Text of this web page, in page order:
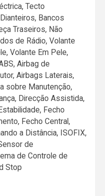
Tecto
Bancos
Traseiros, Não
de Rádio, Volante
Volante Em Pele,
Airbag de
Airbags Laterais,
sobre Manutenção,
Direcção Assistida,
Fecho
Fecho Central,
a Distância, ISOFIX,
de
de Controle de
Stop